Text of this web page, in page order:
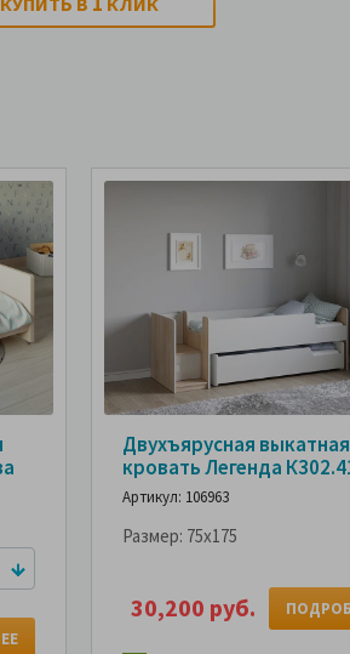
Двухъярусная выкатная
кровать Легенда
Артикул: 106963
Размер: 75x175
30,200 руб.